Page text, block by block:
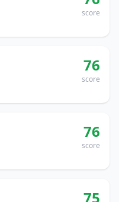
score
76
score
76
score
75